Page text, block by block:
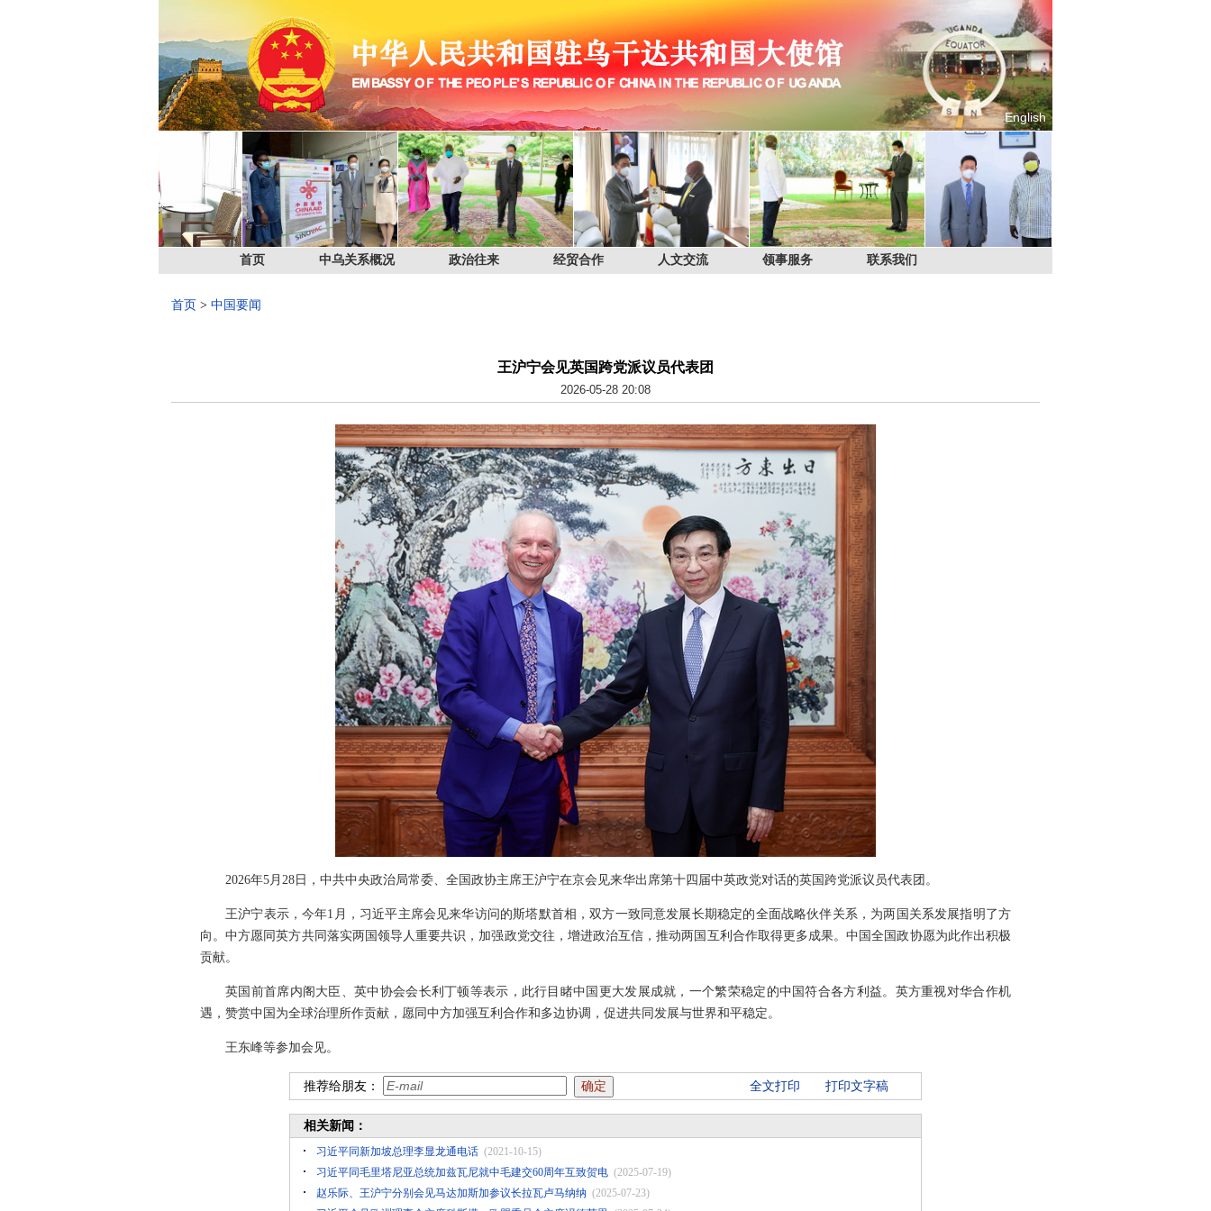
English
首页 中乌关系概况 政治往来 经贸合作 人文交流 领事服务 联系我们
首页 > 中国要闻
王沪宁会见英国跨党派议员代表团
2026-05-28 20:08
2026年5月28日，中共中央政治局常委、全国政协主席王沪宁在京会见来华出席第十四届中英政党对话的英国跨党派议员代表团。
王沪宁表示，今年1月，习近平主席会见来华访问的斯塔默首相，双方一致同意发展长期稳定的全面战略伙伴关系，为两国关系发展指明了方
向。中方愿同英方共同落实两国领导人重要共识，加强政党交往，增进政治互信，推动两国互利合作取得更多成果。中国全国政协愿为此作出积极
贡献。
英国前首席内阁大臣、英中协会会长利丁顿等表示，此行目睹中国更大发展成就，一个繁荣稳定的中国符合各方利益。英方重视对华合作机
遇，赞赏中国为全球治理所作贡献，愿同中方加强互利合作和多边协调，促进共同发展与世界和平稳定。
王东峰等参加会见。
推荐给朋友： 全文打印 打印文字稿
相关新闻：
习近平同新加坡总理李显龙通电话 (2021-10-15)
习近平同毛里塔尼亚总统加兹瓦尼就中毛建交60周年互致贺电 (2025-07-19)
赵乐际、王沪宁分别会见马达加斯加参议长拉瓦卢马纳纳 (2025-07-23)